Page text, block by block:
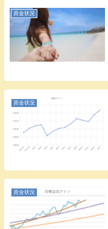
資金状況
資金状況
資金状況